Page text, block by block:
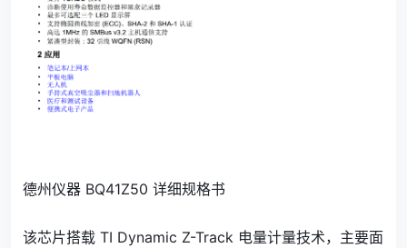
德州仪器 BQ41Z50 详细规格书
该芯片搭载 TI Dynamic Z-Track 电量计量技术，主要面